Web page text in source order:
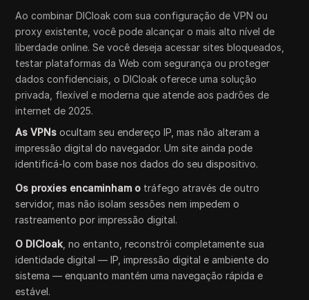
Ao combinar DICloak com sua configuração de VPN ou
proxy existente, você pode alcançar o mais alto nível de
liberdade online. Se você deseja acessar sites bloqueados,
testar plataformas da Web com segurança ou proteger
dados confidenciais, o DICloak oferece uma solução
privada, flexível e moderna que atende aos padrões de
internet de 2025.
As VPNs ocultam seu endereço IP, mas não alteram a
impressão digital do navegador. Um site ainda pode
identificá-lo com base nos dados do seu dispositivo.
Os proxies encaminham o tráfego através de outro
servidor, mas não isolam sessões nem impedem o
rastreamento por impressão digital.
O DICloak, no entanto, reconstrói completamente sua
identidade digital — IP, impressão digital e ambiente do
sistema — enquanto mantém uma navegação rápida e
estável.